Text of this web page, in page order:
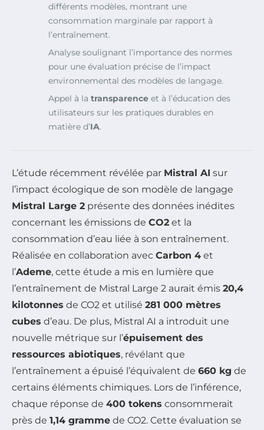
différents modèles, montrant une
consommation marginale par rapport à
l’entraînement.
Analyse soulignant l’importance des normes
pour une évaluation précise de l’impact
environnemental des modèles de langage.
Appel à la transparence et à l’éducation des
utilisateurs sur les pratiques durables en
matière d’IA.
L’étude récemment révélée par Mistral AI sur
l’impact écologique de son modèle de langage
Mistral Large 2 présente des données inédites
concernant les émissions de CO2 et la
consommation d’eau liée à son entraînement.
Réalisée en collaboration avec Carbon 4 et
l’Ademe, cette étude a mis en lumière que
l’entraînement de Mistral Large 2 aurait émis 20,4
kilotonnes de CO2 et utilisé 281 000 mètres
cubes d’eau. De plus, Mistral AI a introduit une
nouvelle métrique sur l’épuisement des
ressources abiotiques, révélant que
l’entraînement a épuisé l’équivalent de 660 kg de
certains éléments chimiques. Lors de l’inférence,
chaque réponse de 400 tokens consommerait
près de 1,14 gramme de CO2. Cette évaluation se